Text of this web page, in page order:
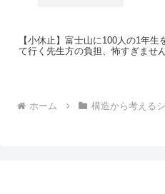
【小休止】富士山に100人の1年生
て行く先生方の負担、怖すぎませ
ホーム 構造から考える